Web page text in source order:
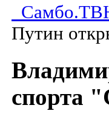
Самбо.ТВ
Путин
спорта